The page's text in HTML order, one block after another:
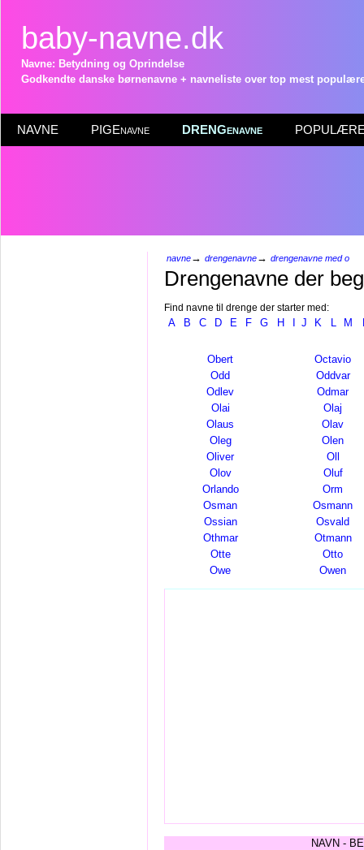
baby-navne.dk
Navne: Betydning og Oprindelse
Godkendte danske børnenavne + navneliste over top mest
NAVNE PIGEnavne DRENGenavne POPULÆRE
navne→ drengenavne→ drengenavne med o
Drengenavne der
Find navne til drenge der starter med:
A B C D E F G H J K L M
Obert
Octavio
Odd
Oddvar
Odlev
Odmar
Olai
Olaj
Olaus
Olav
Oleg
Olen
Oliver
Oll
Olov
Oluf
Orlando
Orm
Osman
Osmann
Ossian
Osvald
Othmar
Otmann
Otte
Otto
Owe
Owen
NAVN -